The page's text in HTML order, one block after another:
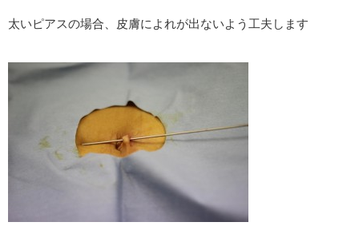
太いピアスの場合、皮膚によれが出ないよう工夫します